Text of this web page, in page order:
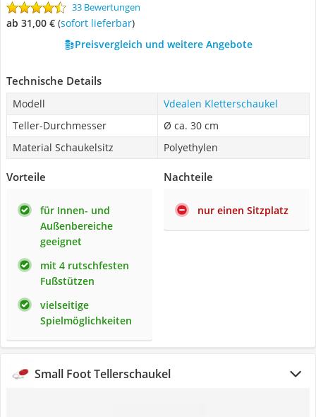
33 Bewertungen
ab 31,00 € ( Sofort lieferbar)
Preisvergleich und weitere Angebote
Technische Details
Modell
Vdealen Kletterschaukel
Teller-Durchmesser
Ø ca. 30 cm
Material Schaukelsitz
Polyethylen
Vorteile
für Innen- und
Außenbereiche
geeignet
mit 4 rutschfesten
Fußstützen
vielseitige
Spielmöglichkeiten
Nachteile
nur einen Sitzplatz
Small Foot Tellerschaukel